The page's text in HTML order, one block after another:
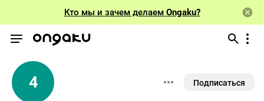
Кто мы и зачем делаем Ongaku?
4 Подписаться